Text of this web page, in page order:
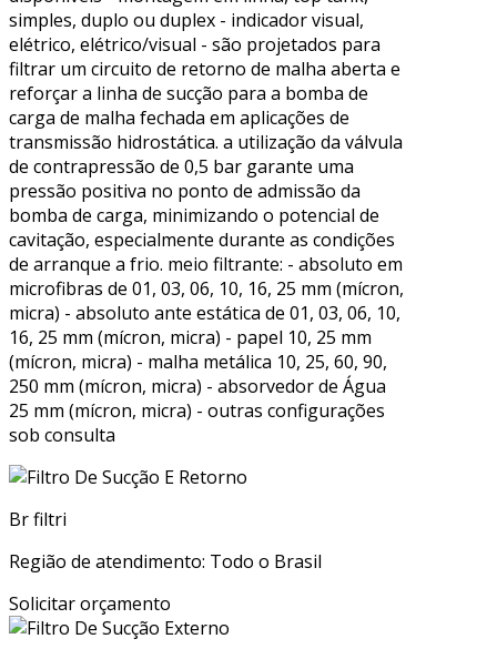
simples, duplo ou duplex - indicador visual,
elétrico, elétrico/visual - são projetados para
filtrar um circuito de retorno de malha aberta e
reforçar a linha de sucção para a bomba de
carga de malha fechada em aplicações de
transmissão hidrostática. a utilização da válvula
de contrapressão de 0,5 bar garante uma
pressão positiva no ponto de admissão da
bomba de carga, minimizando o potencial de
cavitação, especialmente durante as condições
de arranque a frio. meio filtrante: - absoluto em
microfibras de 01, 03, 06, 10, 16, 25 mm (mícron,
micra) - absoluto ante estática de 01, 03, 06, 10,
16, 25 mm (mícron, micra) - papel 10, 25 mm
(mícron, micra) - malha metálica 10, 25, 60, 90,
250 mm (mícron, micra) - absorvedor de Água
25 mm (mícron, micra) - outras configurações
sob consulta
Br filtri
Região de atendimento: Todo o Brasil
Solicitar orçamento